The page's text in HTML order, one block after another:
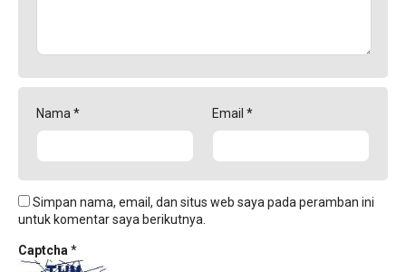
Nama * Email *
Simpan nama, email, dan situs web saya pada peramban ini
untuk komentar saya berikutnya.
Captcha *